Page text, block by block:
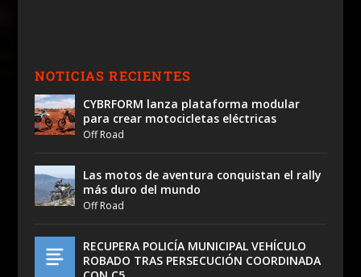
NOTICIAS RECIENTES
CYBRFORM lanza plataforma modular
para crear motocicletas eléctricas
Off Road
Las motos de aventura conquistan el rally
más duro del mundo
Off Road
RECUPERA POLICÍA MUNICIPAL VEHÍCULO
ROBADO TRAS PERSECUCIÓN COORDINADA